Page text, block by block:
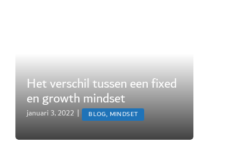
Het verschil tussen een fixed
en growth mindset
januari 3, 2022 | BLOG, MINDSET